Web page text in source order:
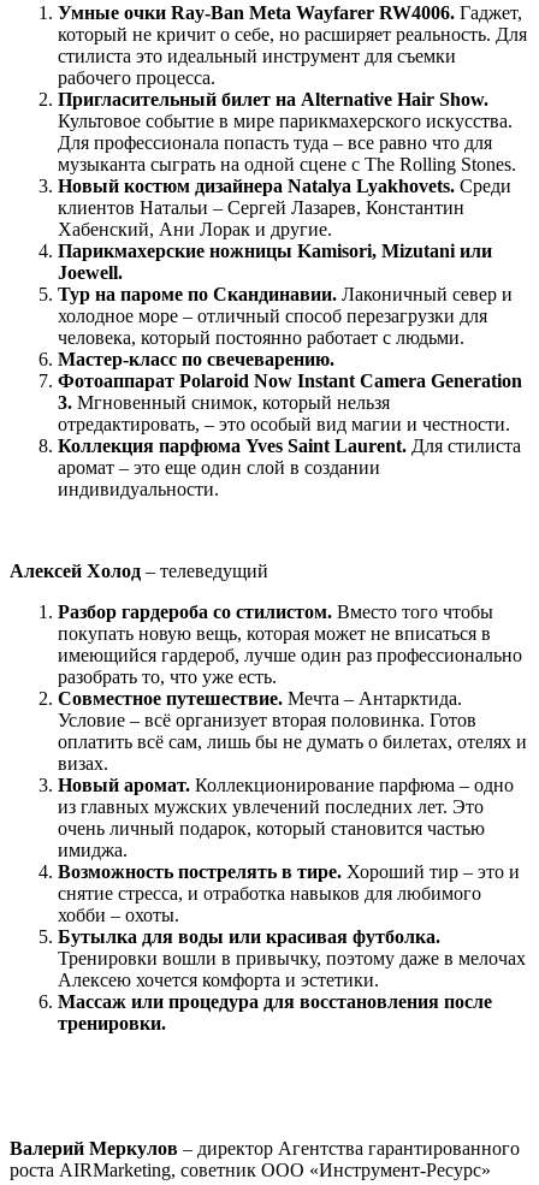
Умные очки Ray-Ban Meta Wayfarer RW4006. Гаджет,
который не кричит о себе, но расширяет реальность. Для
стилиста это идеальный инструмент для съемки
рабочего процесса.
Пригласительный билет на Alternative Hair Show.
Культовое событие в мире парикмахерского искусства.
Для профессионала попасть туда – все равно что для
музыканта сыграть на одной сцене с The Rolling Stones.
Новый костюм дизайнера Natalya Lyakhovets. Среди
клиентов Натальи – Сергей Лазарев, Константин
Хабенский, Ани Лорак и другие.
Парикмахерские ножницы Kamisori, Mizutani или
Joewell.
Тур на пароме по Скандинавии. Лаконичный север и
холодное море – отличный способ перезагрузки для
человека, который постоянно работает с людьми.
Мастер-класс по свечеварению.
Фотоаппарат Polaroid Now Instant Camera Generation
3. Мгновенный снимок, который нельзя
отредактировать, – это особый вид магии и честности.
Коллекция парфюма Yves Saint Laurent. Для стилиста
аромат – это еще один слой в создании
индивидуальности.
Алексей Холод – телеведущий
Разбор гардероба со стилистом. Вместо того чтобы
покупать новую вещь, которая может не вписаться в
имеющийся гардероб, лучше один раз профессионально
разобрать то, что уже есть.
Совместное путешествие. Мечта – Антарктида.
Условие – всё организует вторая половинка. Готов
оплатить всё сам, лишь бы не думать о билетах, отелях и
визах.
Новый аромат. Коллекционирование парфюма – одно
из главных мужских увлечений последних лет. Это
очень личный подарок, который становится частью
имиджа.
Возможность пострелять в тире. Хороший тир – это и
снятие стресса, и отработка навыков для любимого
хобби – охоты.
Бутылка для воды или красивая футболка.
Тренировки вошли в привычку, поэтому даже в мелочах
Алексею хочется комфорта и эстетики.
Массаж или процедура для восстановления после
тренировки.
Валерий Меркулов – директор Агентства гарантированного
роста AIRMarketing, советник ООО «Инструмент-Ресурс»